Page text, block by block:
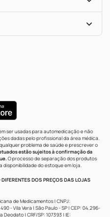
ser usadas para automedicação e não
dadas pelo profissional da área médica.
problema de saúde e prescrever o
estão sujeitos à confirmação da
O processo de separação dos produtos
disponibilidade do estoque em loja.
DOS PREÇOS DAS LOJAS
de Medicamentos | CNPJ:
- Vila Vera | São Paulo - SP | CEP: 04.296-
| CRF/SP: 107393 | IE: